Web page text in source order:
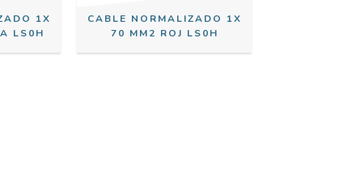
1X
LS0H
CABLE NORMALIZADO 1X
70 MM2 ROJ LS0H